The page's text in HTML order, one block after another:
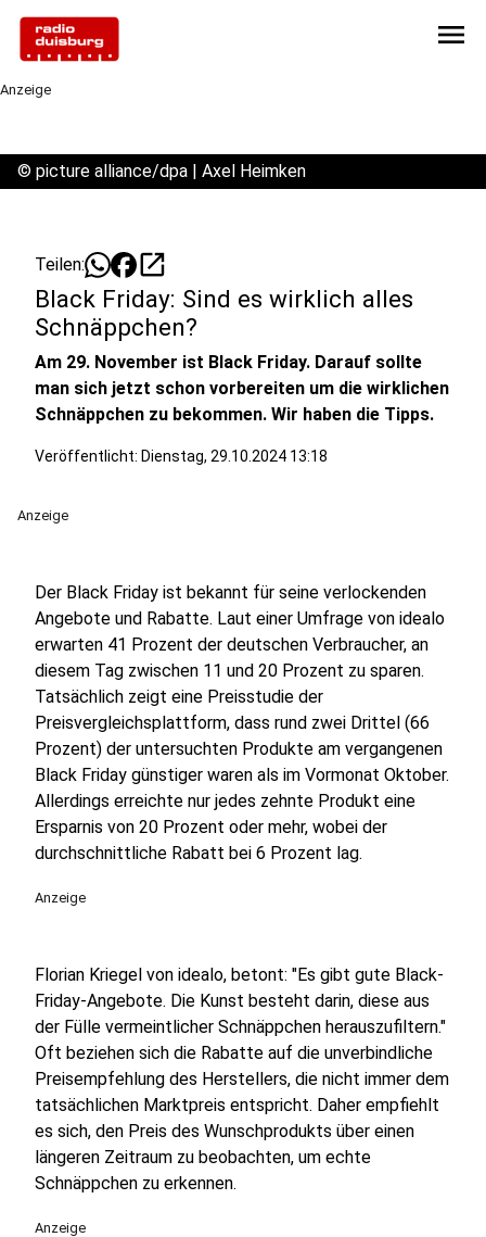
menu
Anzeige
© picture alliance/dpa | Axel Heimken
Teilen: open_in_new
Black Friday: Sind es wirklich alles
Schnäppchen?
Am 29. November ist Black Friday. Darauf sollte
man sich jetzt schon vorbereiten um die wirklichen
Schnäppchen zu bekommen. Wir haben die Tipps.
Veröffentlicht: Dienstag, 29.10.2024 13:18
Anzeige
Der Black Friday ist bekannt für seine verlockenden
Angebote und Rabatte. Laut einer Umfrage von idealo
erwarten 41 Prozent der deutschen Verbraucher, an
diesem Tag zwischen 11 und 20 Prozent zu sparen.
Tatsächlich zeigt eine Preisstudie der
Preisvergleichsplattform, dass rund zwei Drittel (66
Prozent) der untersuchten Produkte am vergangenen
Black Friday günstiger waren als im Vormonat Oktober.
Allerdings erreichte nur jedes zehnte Produkt eine
Ersparnis von 20 Prozent oder mehr, wobei der
durchschnittliche Rabatt bei 6 Prozent lag.
Anzeige
Florian Kriegel von idealo, betont: "Es gibt gute Black-
Friday-Angebote. Die Kunst besteht darin, diese aus
der Fülle vermeintlicher Schnäppchen herauszufiltern."
Oft beziehen sich die Rabatte auf die unverbindliche
Preisempfehlung des Herstellers, die nicht immer dem
tatsächlichen Marktpreis entspricht. Daher empfiehlt
es sich, den Preis des Wunschprodukts über einen
längeren Zeitraum zu beobachten, um echte
Schnäppchen zu erkennen.
Anzeige